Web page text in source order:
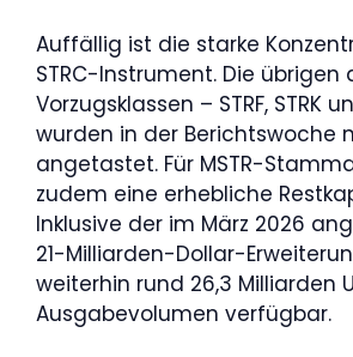
Auffällig ist die starke
STRC-Instrument. Die übrigen
Vorzugsklassen – STRF, STRK
wurden in der Berichtswoche
angetastet. Für MSTR-
zudem eine erhebliche
Inklusive der im März 2026
21-Milliarden-Dollar-
weiterhin rund 26,3 Milliarden
Ausgabevolumen verfügbar.